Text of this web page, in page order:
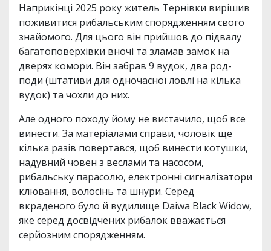
Наприкінці 2025 року житель Тернівки вирішив
поживитися рибальським спорядженням свого
знайомого. Для цього він прийшов до підвалу
багатоповерхівки вночі та зламав замок на
дверях комори. Він забрав 9 вудок, два род-
поди (штативи для одночасної ловлі на кілька
вудок) та чохли до них.
Але одного походу йому не вистачило, щоб все
винести. За матеріалами справи, чоловік ще
кілька разів повертався, щоб винести котушки,
надувний човен з веслами та насосом,
рибальську парасолю, електронні сигналізатори
клювання, волосінь та шнури. Серед
вкраденого було й вудилище Daiwa Black Widow,
яке серед досвідчених рибалок вважається
серйозним спорядженням.